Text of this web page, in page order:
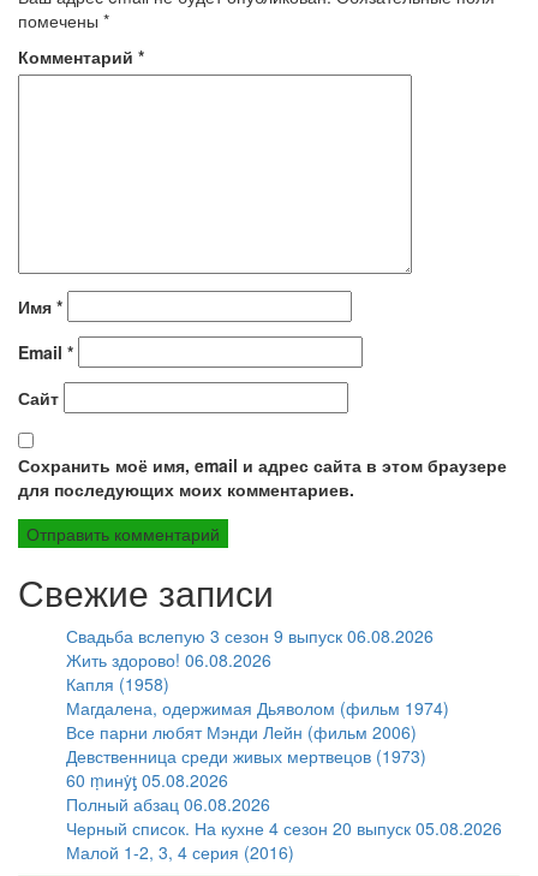
помечены *
Комментарий *
Имя *
Email *
Сайт
Сохранить моё имя, email и адрес сайта в этом браузере
для последующих моих комментариев.
Свежие записи
Свадьба вслепую 3 сезон 9 выпуск 06.08.2026
Жить здорово! 06.08.2026
Капля (1958)
Магдалена, одержимая Дьяволом (фильм 1974)
Все парни любят Мэнди Лейн (фильм 2006)
Девственница среди живых мертвецов (1973)
60 ṃинẏƫ 05.08.2026
Полный абзац 06.08.2026
Черный список. На кухне 4 сезон 20 выпуск 05.08.2026
Малой 1-2, 3, 4 серия (2016)